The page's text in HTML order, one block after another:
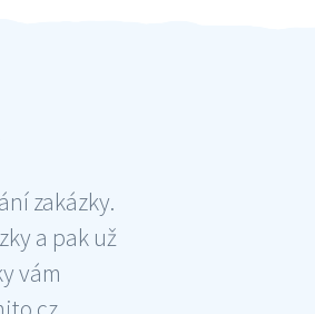
zakázky.
a pak už
vám